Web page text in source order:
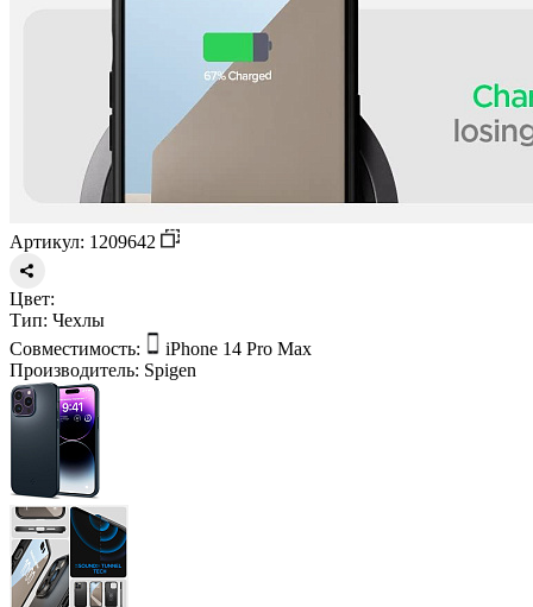
Артикул: 1209642
Цвет:
Тип: Чехлы
Совместимость:
iPhone 14 Pro Max
Производитель: Spigen